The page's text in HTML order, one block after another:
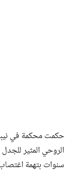
حكمت محكمة في
سنوات بتهمة